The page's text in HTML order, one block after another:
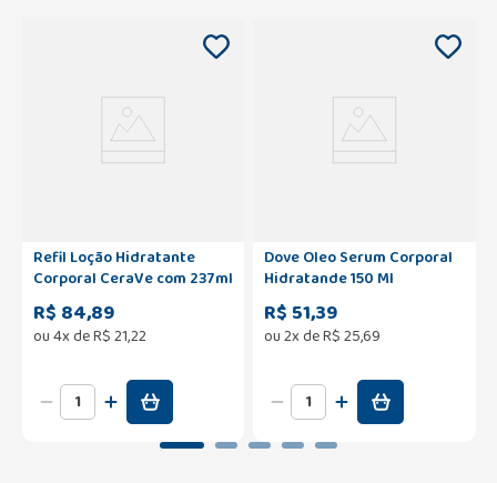
Refil Loção Hidratante
Corporal CeraVe com 237ml
R$ 84,89
ou4x deR$21,22
Dove Oleo Serum Corporal
Hidratande 150 Ml
R$ 51,39
ou2x deR$25,69